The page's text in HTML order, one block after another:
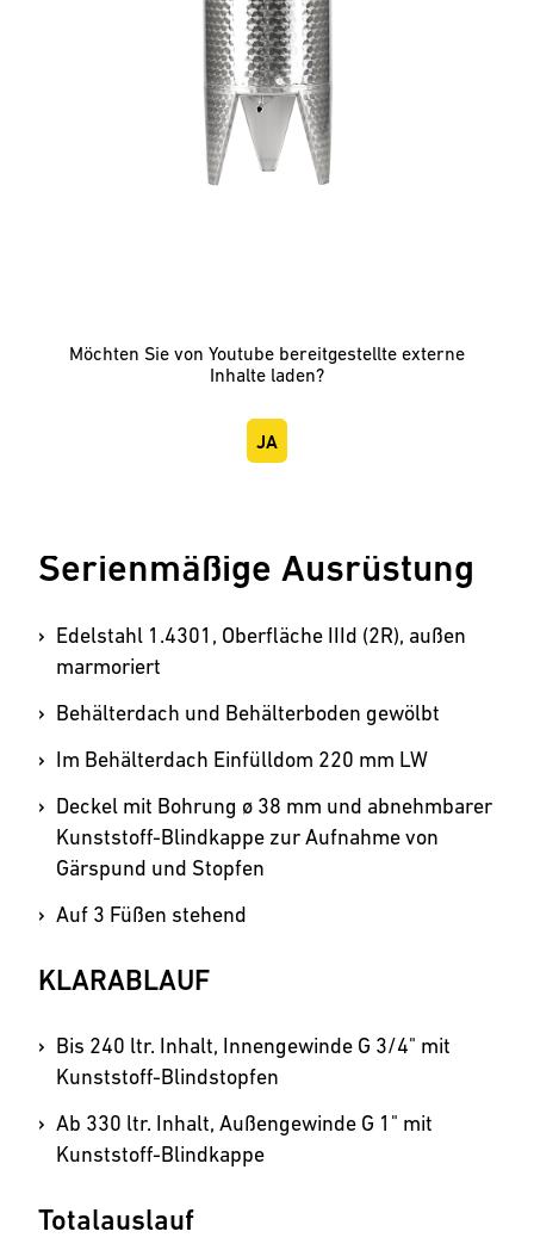
Möchten Sie von Youtube bereitgestellte externe
Inhalte laden?
JA
Serienmäßige Ausrüstung
Edelstahl 1.4301, Oberfläche IIId (2R), außen
marmoriert
Behälterdach und Behälter­boden gewölbt
Im Behälterdach Einfülldom 220 mm LW
Deckel mit Bohrung ø 38 mm und abnehmbarer
Kunststoff-Blindkappe zur Aufnahme von
Gärspund und Stopfen
Auf 3 Füßen stehend
KLARABLAUF
Bis 240 ltr. Inhalt, Innengewinde G 3/4" mit
Kunststoff­­-Blindstopfen
Ab 330 ltr. Inhalt, Außengewinde G 1" mit
Kunststoff-Blindkappe
Totalauslauf